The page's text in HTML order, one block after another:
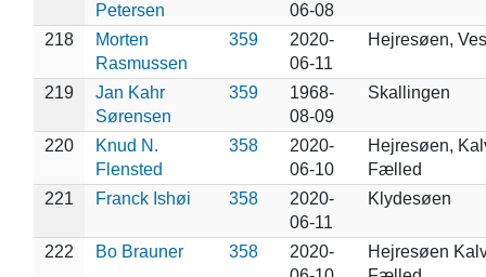
Petersen
06-08
218
Morten
Rasmussen
359
2020-
06-11
Hejresøen,
219
Jan Kahr
Sørensen
359
1968-
08-09
Skallingen
220
Knud N.
Flensted
358
2020-
06-10
Hejresøen,
Fælled
221
Franck Ishøi 358
2020-
06-11
Klydesøen
222 Bo Brauner 358
2020-
Hejresøen